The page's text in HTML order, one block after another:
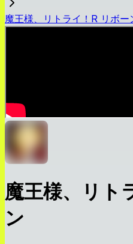
魔王様、リトライ！R リボー
魔王様、リト
ン